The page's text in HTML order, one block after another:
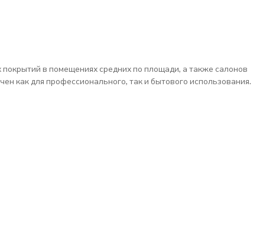
в помещениях средних по площади, а также салонов
как для профессионального, так и бытового использования.